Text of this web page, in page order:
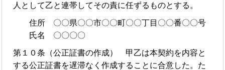
人として乙と連帯してその責に任ずるものとする。
住所 〇〇県〇〇市〇〇町〇〇丁目〇〇番〇〇号
氏名 〇〇〇〇
第１０条（公正証書の作成） 甲乙は本契約を内容と
する公正証書を遅滞なく作成することに合意した。た